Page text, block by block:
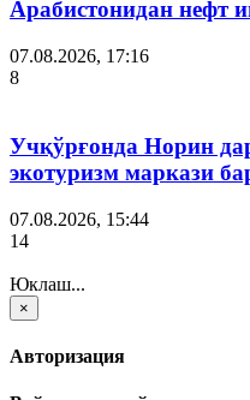
Арабистонидан нефт
07.08.2026, 17:16
8
Учқўрғонда Норин
экотуризм маркази
07.08.2026, 15:44
14
Юклаш...
×
Авторизация